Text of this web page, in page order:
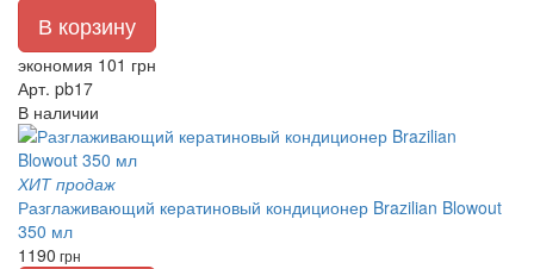
В корзину
экономия 101 грн
Арт. pb17
В наличии
ХИТ продаж
Разглаживающий кератиновый кондиционер Brazilian Blowout
350 мл
1190 грн